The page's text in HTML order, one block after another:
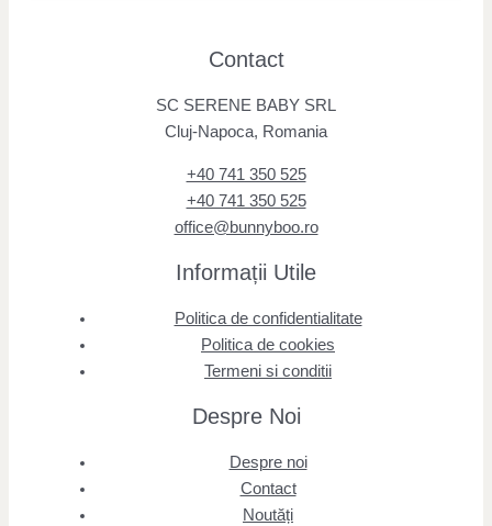
Contact
SC SERENE BABY SRL
Cluj-Napoca, Romania
+40 741 350 525
+40 741 350 525
office@bunnyboo.ro
Informații Utile
Politica de confidentialitate
Politica de cookies
Termeni si conditii
Despre Noi
Despre noi
Contact
Noutăți